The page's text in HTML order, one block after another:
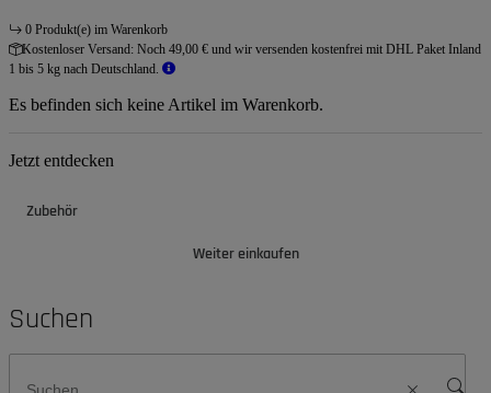
0 Produkt(e) im Warenkorb
Kostenloser Versand: Noch 49,00 € und wir versenden kostenfrei mit DHL Paket Inland
1 bis 5 kg nach Deutschland.
Es befinden sich keine Artikel im Warenkorb.
Jetzt entdecken
Zubehör
Weiter einkaufen
Suchen